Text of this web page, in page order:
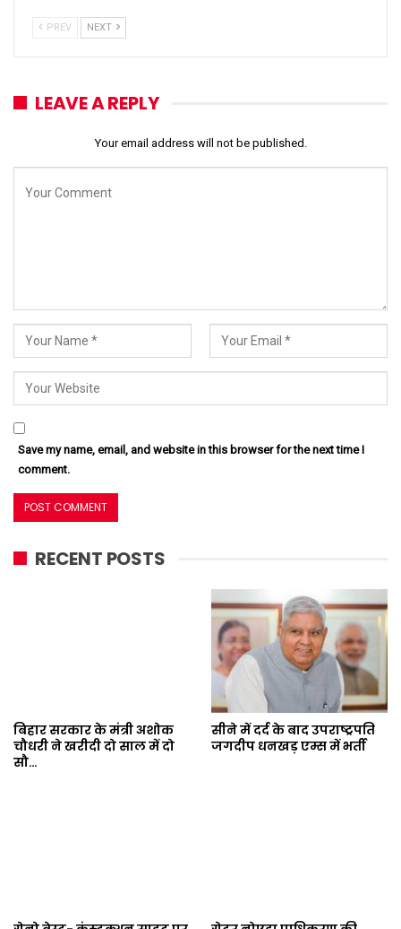
PREV NEXT
LEAVE A REPLY
Your email address will not be published.
Save my name, email, and website in this browser for the next time I
comment.
RECENT POSTS
बिहार सरकार के मंत्री अशोक
चौधरी ने खरीदी दो साल में दो
सौ…
सीने में दर्द के बाद उपराष्ट्रपति
जगदीप धनखड़ एम्स में भर्ती